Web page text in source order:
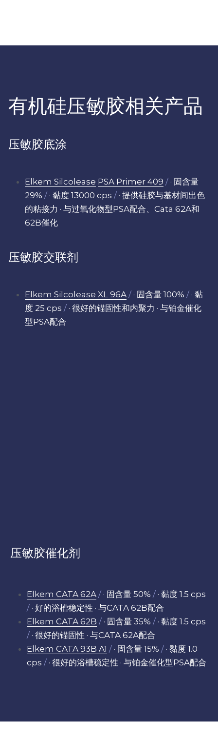
有机硅压敏胶相关产品
压敏胶底涂
Elkem Silcolease PSA Primer 409 / · 固含量
29% / · 黏度 13000 cps / · 提供硅胶与基材间出色
的粘接力 · 与过氧化物型PSA配合、Cata 62A和
62B催化
压敏胶交联剂
Elkem Silcolease XL 96A / · 固含量 100% / · 黏
度 25 cps / · 很好的锚固性和内聚力 · 与铂金催化
型PSA配合
压敏胶催化剂
Elkem CATA 62A / · 固含量 50% / · 黏度 1.5 cps
/ · 好的浴槽稳定性 · 与CATA 62B配合
Elkem CATA 62B / · 固含量 35% / · 黏度 1.5 cps
/ · 很好的锚固性 · 与CATA 62A配合
Elkem CATA 93B A1 / · 固含量 15% / · 黏度 1.0
cps / · 很好的浴槽稳定性 · 与铂金催化型PSA配合